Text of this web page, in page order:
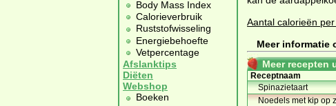
Body Mass Index
Calorieverbruik
Ruststofwisseling
Energiebehoefte
Vetpercentage
Afslanktips
Diëten
Webshop
Boeken
Aantal calorieën
Meer informatie
Meer recepten
Receptnaam
Spinazietaart
Noedels met kip op